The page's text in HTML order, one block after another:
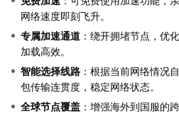
网络速度即刻飞升。
专属加速通道 ：绕开拥堵节点，优
加载高效。
智能选择线路 ：根据当前网络情况
包传输连贯度，稳定网络状态。
全球节点覆盖 ：增强海外到国服的